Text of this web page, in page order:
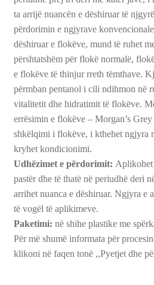
ta arrijë nuancën e dëshiruar të
përdorimin e ngjyrave
dëshiruar e flokëve, mund të ruhet
përshtatshëm për flokë normalë,
e flokëve të thinjur rreth tëmthave.
përmban pentanol i cili ndihmon në
vitalitetit dhe hidratimit të flokëve.
errësimin e flokëve – Morgan’s
shkëlqimi i flokëve, i kthehet ngjyra
kryhet kondicionimi.
Udhëzimet e përdorimit:
pastër dhe të thatë në periudhë deri
arrihet nuanca e dëshiruar. Ngjyra e
të vogël të aplikimeve.
Paketimi: në shihe plastike me
Për më shumë informata për
klikoni në faqen tonë ,,Pyetjet dhe